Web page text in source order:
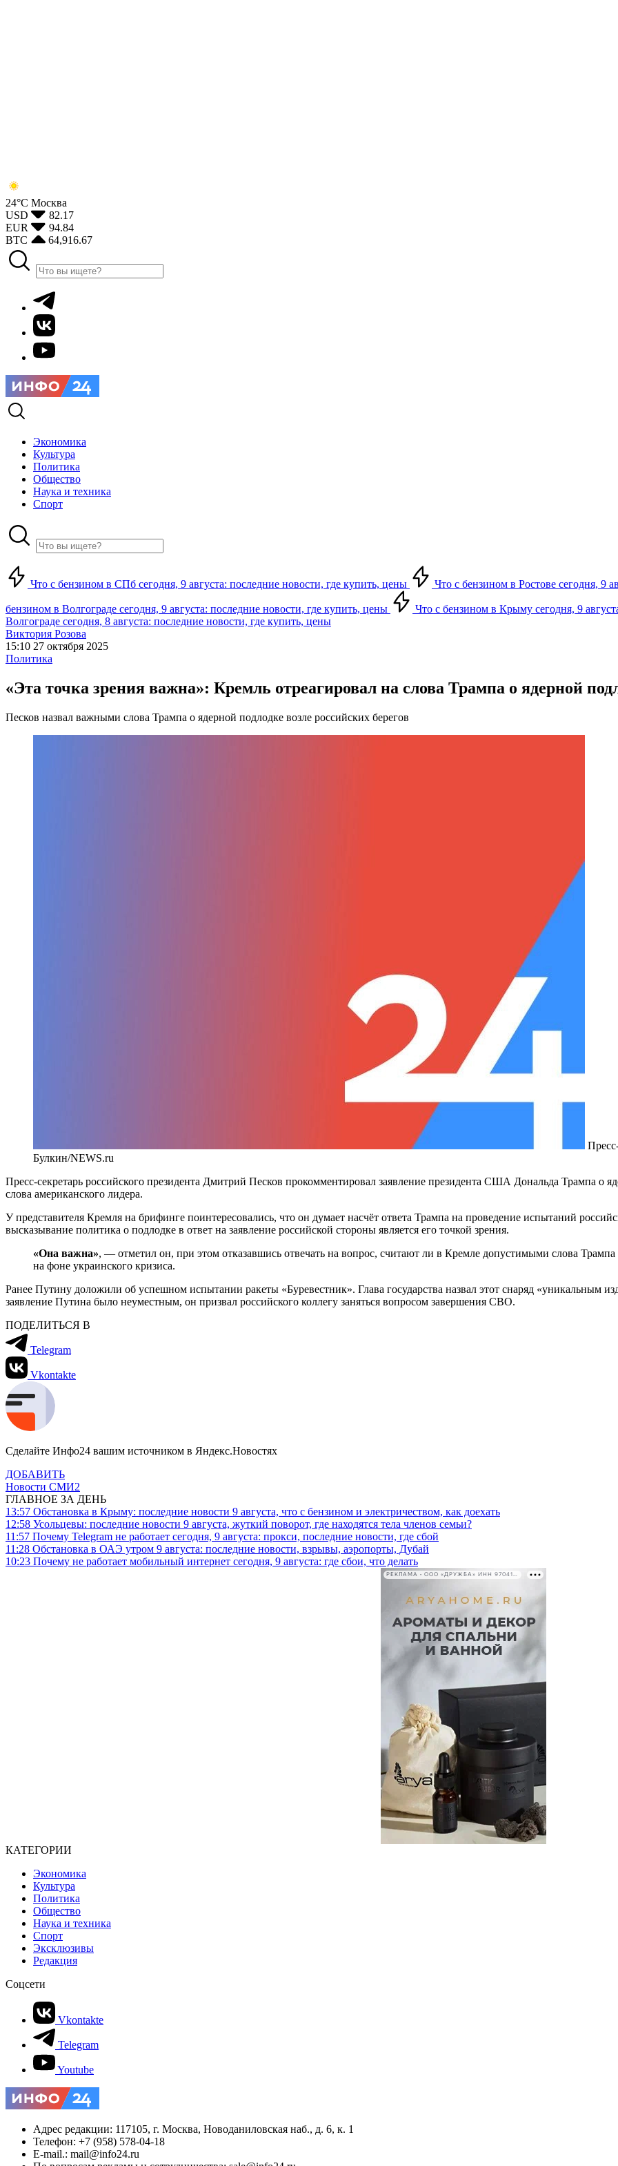
24°С Москва
USD
82.17
EUR
94.84
BTC
64,916.67
Экономика
Культура
Политика
Общество
Наука и техника
Спорт
Что с бензином в СПб сегодня, 9 августа: последние новости, где купить, цены Что с бензином в Ростове сегодня, 9
бензином в Волгограде сегодня, 9 августа: последние новости, где купить, цены Что с бензином в Крыму сегодня, 9
Волгограде сегодня, 8 августа: последние новости, где купить, цены
Виктория Розова
15:10 27 октября 2025
Политика
«Эта точка зрения важна»: Кремль отреагировал на слова Трампа о ядерной
Песков назвал важными слова Трампа о ядерной подлодке возле российских берегов
Булкин/NEWS.ru
Пресс-секретарь российского президента Дмитрий Песков прокомментировал заявление президента США Дональда Трампа о
слова американского лидера.
У представителя Кремля на брифинге поинтересовались, что он думает насчёт ответа Трампа на проведение испытаний
высказывание политика о подлодке в ответ на заявление российской стороны является его точкой зрения.
«Она важна», — отметил он, при этом отказавшись отвечать на вопрос, считают ли в Кремле допустимыми слова
на фоне украинского кризиса.
Ранее Путину доложили об успешном испытании ракеты «Буревестник». Глава государства назвал этот снаряд «уникальным
заявление Путина было неуместным, он призвал российского коллегу заняться вопросом завершения СВО.
ПОДЕЛИТЬСЯ В
Telegram
Vkontakte
Сделайте Инфо24 вашим источником в Яндекс.Новостях
ДОБАВИТЬ
Новости СМИ2
ГЛАВНОЕ ЗА ДЕНЬ
13:57 Обстановка в Крыму: последние новости 9 августа, что с бензином и электричеством, как доехать
12:58 Усольцевы: последние новости 9 августа, жуткий поворот, где находятся тела членов семьи?
11:57 Почему Telegram не работает сегодня, 9 августа: прокси, последние новости, где сбой
11:28 Обстановка в ОАЭ утром 9 августа: последние новости, взрывы, аэропорты, Дубай
10:23 Почему не работает мобильный интернет сегодня, 9 августа: где сбои, что делать
РЕКЛАМА • ООО «ДРУЖБА» ИНН 9704146411
КАТЕГОРИИ
Экономика
Культура
Политика
Общество
Наука и техника
Спорт
Эксклюзивы
Редакция
Соцсети
Vkontakte
Telegram
Youtube
Адрес редакции: 117105, г. Москва, Новоданиловская наб., д. 6, к. 1
Телефон: +7 (958) 578-04-18
E-mail.: mail@info24.ru